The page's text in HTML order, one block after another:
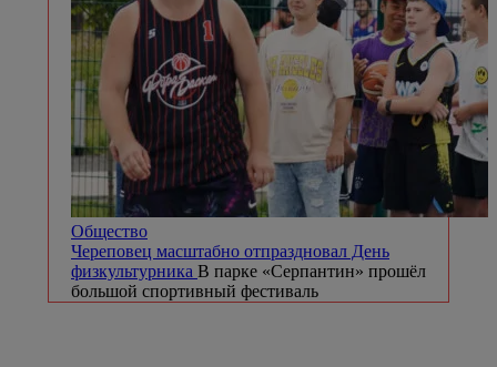
Общество
Череповец масштабно отпраздновал День
физкультурника В парке «Серпантин» прошёл
большой спортивный фестиваль